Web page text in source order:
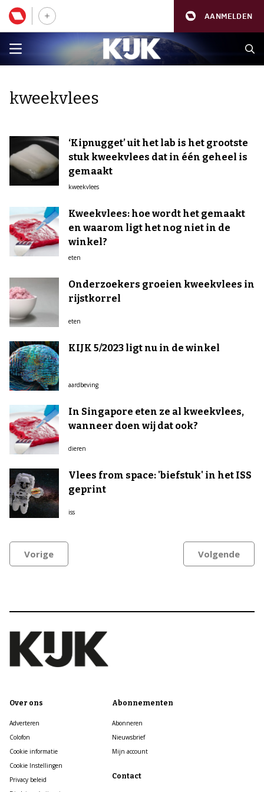
AANMELDEN
kweekvlees
‘Kipnugget’ uit het lab is het grootste
stuk kweekvlees dat in één geheel is
gemaakt
kweekvlees
Kweekvlees: hoe wordt het gemaakt
en waarom ligt het nog niet in de
winkel?
eten
Onderzoekers groeien kweekvlees in
rijstkorrel
eten
KIJK 5/2023 ligt nu in de winkel
aardbeving
In Singapore eten ze al kweekvlees,
wanneer doen wij dat ook?
dieren
Vlees from space: 'biefstuk' in het ISS
geprint
iss
Vorige Volgende
Over ons
Adverteren
Colofon
Cookie informatie
Cookie Instellingen
Privacy beleid
Abonnementen
Abonneren
Nieuwsbrief
Mijn account
Contact